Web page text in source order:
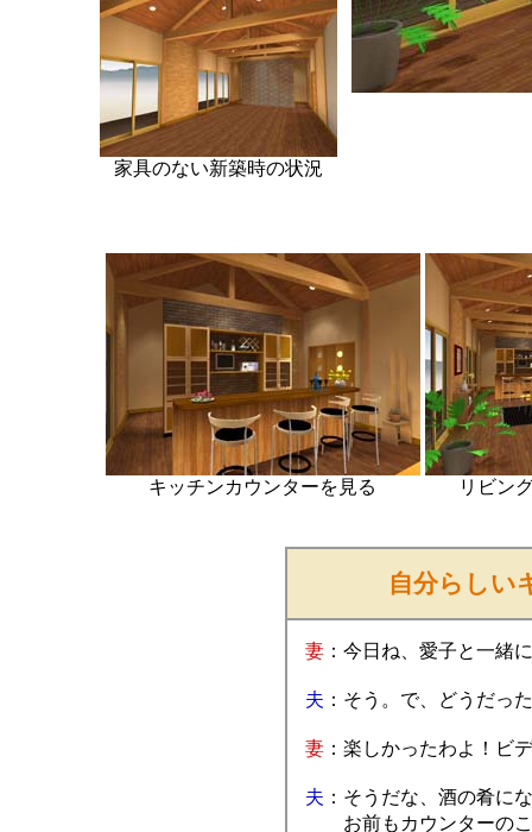
家具のない新築時の状況
キッチンカウンターを見る リビン
自分らしい
妻 ：今日ね、愛子と一緒
夫 ：そう。で、どうだっ
妻 ：楽しかったわよ！ビ
夫 ：そうだな、酒の肴に
お前もカウンターのこ